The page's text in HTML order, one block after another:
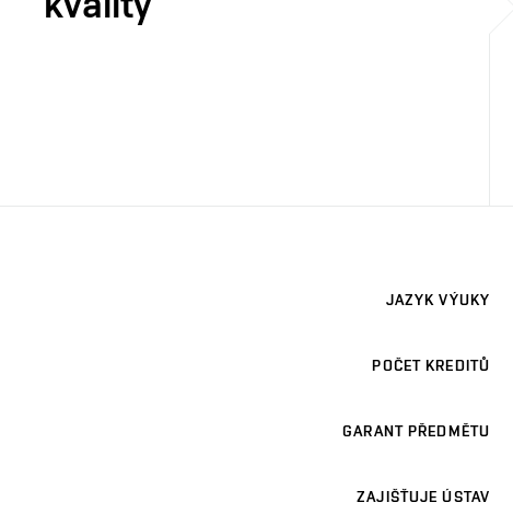
JAZYK VÝUKY
POČET KREDITŮ
GARANT PŘEDMĚTU
ZAJIŠŤUJE ÚSTAV